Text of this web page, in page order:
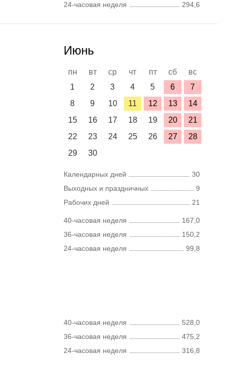
24-часовая неделя
294,6
Июнь
пн вт ср чт пт сб
вс
1
2 3 4 5 6
7
8
9 10 11 12 13
14
15
16 17 18 19 20
21
22
23 24 25 26 27
28
29
30
Календарных дней
30
Выходных и праздничных
9
Рабочих дней
21
40-часовая неделя
167,0
36-часовая неделя
150,2
24-часовая неделя
99,8
40-часовая неделя
528,0
36-часовая неделя
475,2
24-часовая неделя
316,8